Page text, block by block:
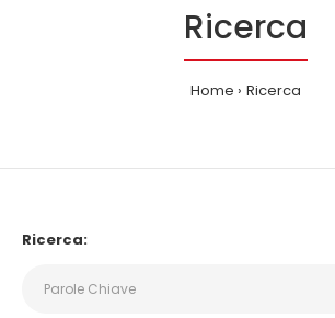
Ricerca
Home Ricerca
Ricerca: